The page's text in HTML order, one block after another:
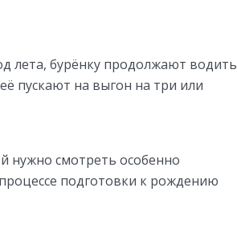
лета, бурёнку продолжают водить
пускают на выгон на три или
нужно смотреть особенно
подготовки к рождению